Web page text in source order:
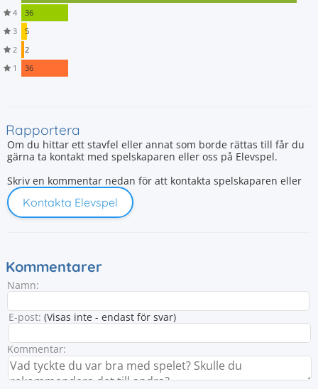
4
36
3
5
2
2
1
36
Rapportera
Om du hittar ett stavfel eller annat som borde rättas till får du
gärna ta kontakt med spelskaparen eller oss på Elevspel.
Skriv en kommentar nedan för att kontakta spelskaparen eller
Kontakta Elevspel
Kommentarer
Namn:
E-post: (Visas inte - endast för svar)
Kommentar: